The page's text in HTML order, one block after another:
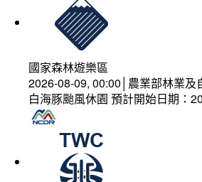
國家森林遊樂區
2026-08-09, 00:00│農業部林業及
白海豚颱風休園 預計開始日期：